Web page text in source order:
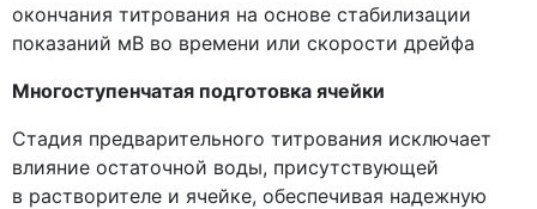
окончания титрования на основе стабилизации
показаний мВ во времени или скорости дрейфа
Многоступенчатая подготовка ячейки
Стадия предварительного титрования исключает
влияние остаточной воды, присутствующей
в растворителе и ячейке, обеспечивая надежную